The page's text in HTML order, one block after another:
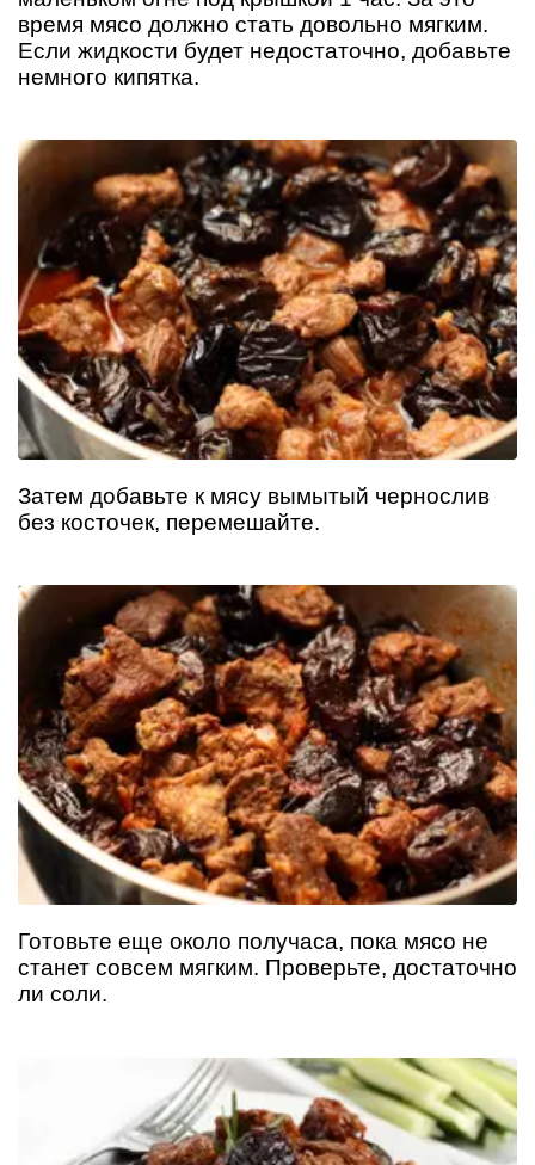
время мясо должно стать довольно мягким.
Если жидкости будет недостаточно, добавьте
немного кипятка.
Затем добавьте к мясу вымытый чернослив
без косточек, перемешайте.
Готовьте еще около получаса, пока мясо не
станет совсем мягким. Проверьте, достаточно
ли соли.